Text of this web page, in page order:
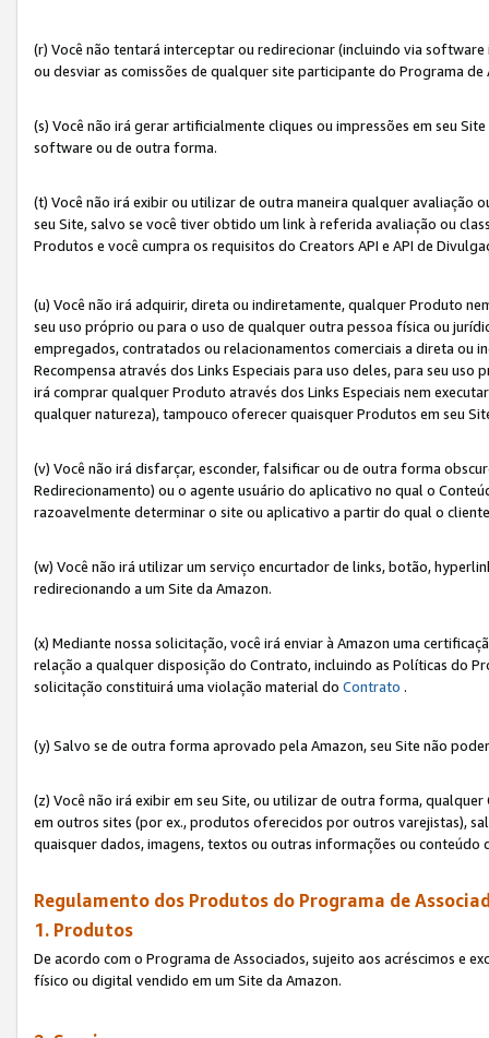
(r) Você não tentará interceptar ou redirecionar (incluindo via
ou desviar as comissões de qualquer site participante do Programa de
(s) Você não irá gerar artificialmente cliques ou impressões em seu
software ou de outra forma.
(t) Você não irá exibir ou utilizar de outra maneira qualquer avaliação
seu Site, salvo se você tiver obtido um link à referida avaliação ou
Produtos e você cumpra os requisitos do Creators API e API de
(u) Você não irá adquirir, direta ou indiretamente, qualquer Produto
seu uso próprio ou para o uso de qualquer outra pessoa física ou
empregados, contratados ou relacionamentos comerciais a direta ou
Recompensa através dos Links Especiais para uso deles, para seu
irá comprar qualquer Produto através dos Links Especiais nem
qualquer natureza), tampouco oferecer quaisquer Produtos em seu
(v) Você não irá disfarçar, esconder, falsificar ou de outra forma
Redirecionamento) ou o agente usuário do aplicativo no qual o
razoavelmente determinar o site ou aplicativo a partir do qual o
(w) Você não irá utilizar um serviço encurtador de links, botão,
redirecionando a um Site da Amazon.
(x) Mediante nossa solicitação, você irá enviar à Amazon uma
relação a qualquer disposição do Contrato, incluindo as Políticas do
solicitação constituirá uma violação material do Contrato .
(y) Salvo se de outra forma aprovado pela Amazon, seu Site não
(z) Você não irá exibir em seu Site, ou utilizar de outra forma,
em outros sites (por ex., produtos oferecidos por outros varejistas),
quaisquer dados, imagens, textos ou outras informações ou
Regulamento dos Produtos do Programa de
1. Produtos
De acordo com o Programa de Associados, sujeito aos acréscimos e
físico ou digital vendido em um Site da Amazon.